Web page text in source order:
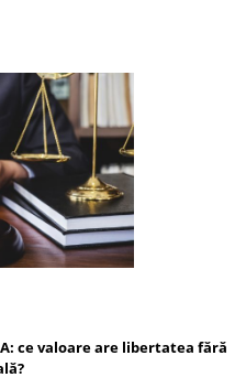
ce valoare are libertatea fără